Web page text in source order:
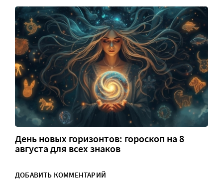
День новых горизонтов: гороскоп на 8
августа для всех знаков
ДОБАВИТЬ КОММЕНТАРИЙ